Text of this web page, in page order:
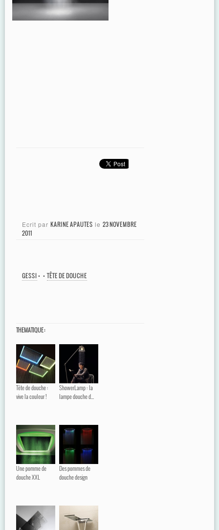
Ecrit par KARINE APAUTES le 23 NOVEMBRE
2011
GESSI• •TÊTE DE DOUCHE
THEMATIQUE :
Tête de douche :
vive la couleur !
ShowerLamp : la
lampe douche d...
Une pomme de
douche XXL
Des pommes de
douche design